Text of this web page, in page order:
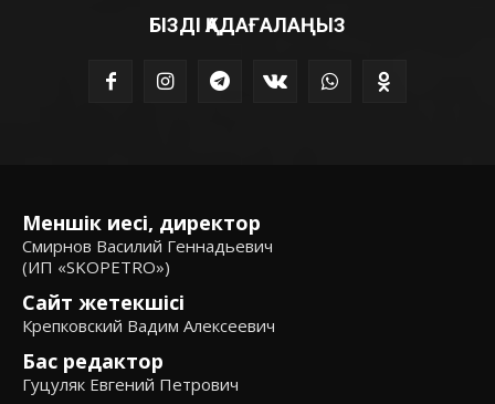
БІЗДІ ҚАДАҒАЛАҢЫЗ
Меншік иесі, директор
Смирнов Василий Геннадьевич
(ИП «SKOPETRO»)
Сайт жетекшісі
Крепковский Вадим Алексеевич
Бас редактор
Гуцуляк Евгений Петрович